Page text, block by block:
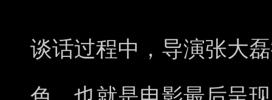
谈话过程中，导演张大